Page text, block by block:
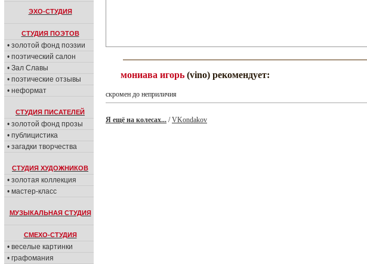
ЭХО-СТУДИЯ
СТУДИЯ ПОЭТОВ
• золотой фонд поэзии
• поэтический салон
• Зал Славы
• поэтические отзывы
• неформат
СТУДИЯ ПИСАТЕЛЕЙ
• золотой фонд прозы
• публицистика
• загадки творчества
СТУДИЯ ХУДОЖНИКОВ
• золотая коллекция
• мастер-класс
МУЗЫКАЛЬНАЯ СТУДИЯ
СМЕХО-СТУДИЯ
• веселые картинки
• графомания
мониава игорь (vino) рекомендует:
скромен до неприличия
Я ещё на колесах... /VKondakov